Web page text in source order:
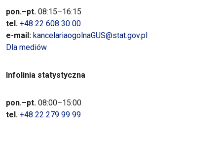
pon.–pt. 08:15–16:15
tel. +48 22 608 30 00
e-mail: kancelariaogolnaGUS@stat.gov.pl
Dla mediów
Infolinia statystyczna
pon.–pt. 08:00–15:00
tel. +48 22 279 99 99